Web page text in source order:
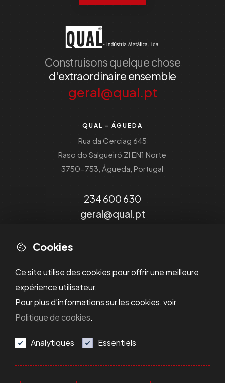
Cookies
Ce site utilise des cookies pour offrir une meilleure
expérience utilisateur.
Pour plus d'informations sur les cookies, voir
Politique de cookies.
Analytiques Essentiels
Construisons quelque chose
d'extraordinaire ensemble
geral@qual.pt
QUAL - ÁGUEDA
Rua da Cerciag 645
Raso do Salgueiró ZI EN1 Norte
3750-753, Águeda, Portugal
234 600 630
geral@qual.pt